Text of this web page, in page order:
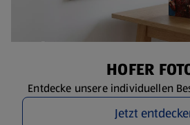
HOFER
Entdecke unsere individuellen
Jetzt